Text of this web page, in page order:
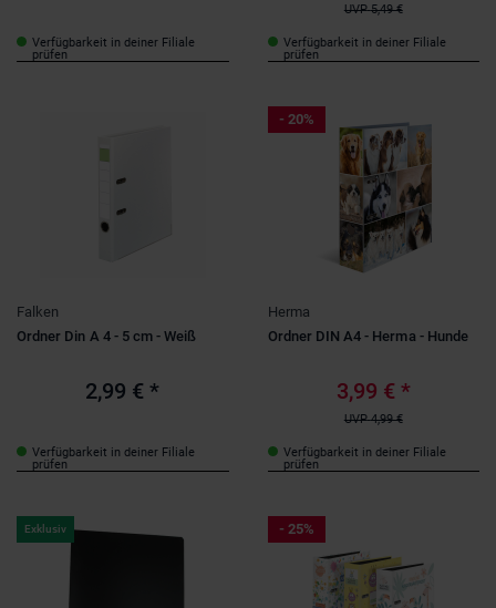
Verfügbarkeit in deiner Filiale
prüfen
UVP 5,49 €
Verfügbarkeit in deiner Filiale
prüfen
Falken
Ordner Din A 4 - 5 cm - Weiß
2,99 € *
Verfügbarkeit in deiner Filiale
prüfen
- 20%
Herma
Ordner DIN A4 - Herma - Hunde
3,99 € *
UVP 4,99 €
Verfügbarkeit in deiner Filiale
prüfen
Exklusiv - 25%